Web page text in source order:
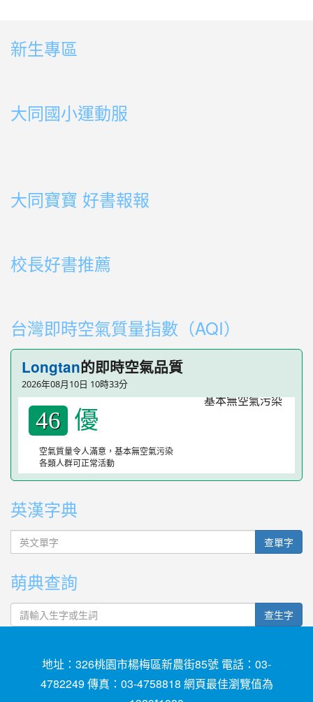
新生專區
大同國小運動服
大同寶寶 好書報報
校長好書推薦
台灣即時空氣質量指數（AQI）
Longtan的即時空氣品質
2026年08月10日 10時33分
46 優
空氣質量令人滿意，基本無空氣污染
各類人群可正常活動
英漢字典
英文單字 查單字
萌典查詢
查生字
地址：326桃園市楊梅區新農街85號 電話：03-
4782249 傳真：03-4758818 網頁最佳瀏覽值為